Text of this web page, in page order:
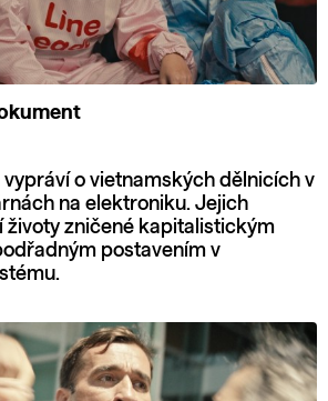
o vietnamských dělnicích v
na elektroniku. Jejich
životy zničené kapitalistickým
postavením v